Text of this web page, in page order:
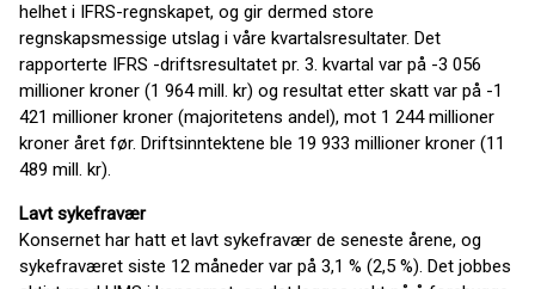
helhet i IFRS-regnskapet, og gir dermed store
regnskapsmessige utslag i våre kvartalsresultater. Det
rapporterte IFRS -driftsresultatet pr. 3. kvartal var på -3 056
millioner kroner (1 964 mill. kr) og resultat etter skatt var på -1
421 millioner kroner (majoritetens andel), mot 1 244 millioner
kroner året før. Driftsinntektene ble 19 933 millioner kroner (11
489 mill. kr).
Lavt sykefravær
Konsernet har hatt et lavt sykefravær de seneste årene, og
sykefraværet siste 12 måneder var på 3,1 % (2,5 %). Det jobbes